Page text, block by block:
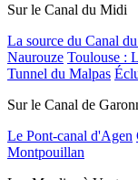
Sur le Canal du Midi
La source du Canal
Naurouze Toulouse :
Tunnel du Malpas
Sur le Canal de
Le Pont-canal d'Agen
Montpouillan